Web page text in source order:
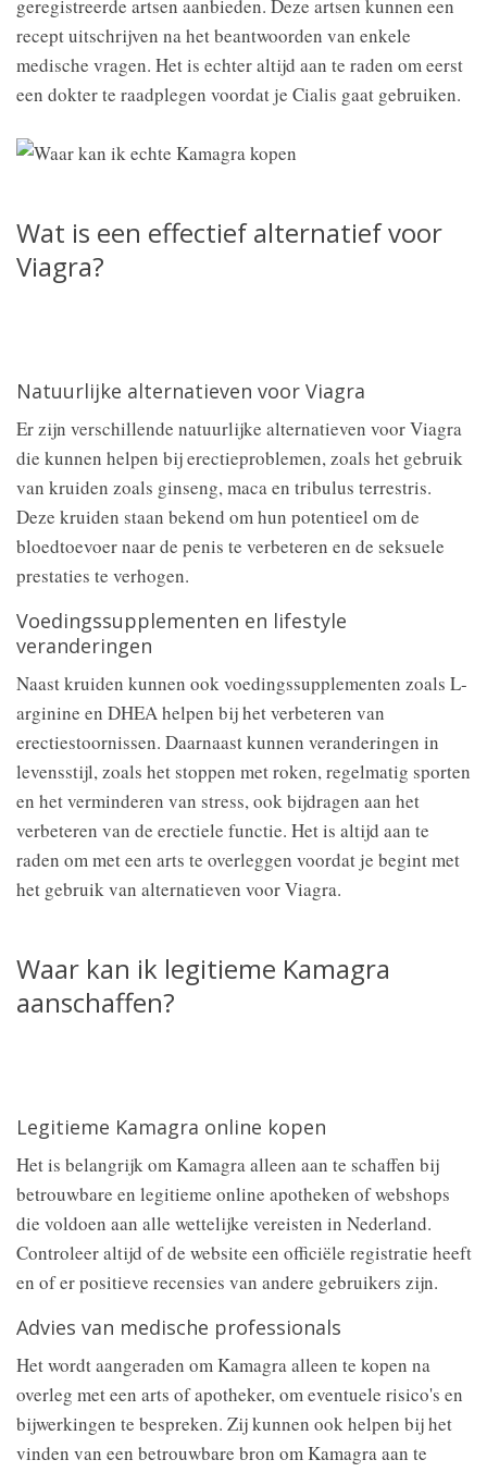
geregistreerde artsen aanbieden. Deze artsen kunnen een
recept uitschrijven na het beantwoorden van enkele
medische vragen. Het is echter altijd aan te raden om eerst
een dokter te raadplegen voordat je Cialis gaat gebruiken.
Wat is een effectief alternatief voor
Viagra?
Natuurlijke alternatieven voor Viagra
Er zijn verschillende natuurlijke alternatieven voor Viagra
die kunnen helpen bij erectieproblemen, zoals het gebruik
van kruiden zoals ginseng, maca en tribulus terrestris.
Deze kruiden staan bekend om hun potentieel om de
bloedtoevoer naar de penis te verbeteren en de seksuele
prestaties te verhogen.
Voedingssupplementen en lifestyle
veranderingen
Naast kruiden kunnen ook voedingssupplementen zoals L-
arginine en DHEA helpen bij het verbeteren van
erectiestoornissen. Daarnaast kunnen veranderingen in
levensstijl, zoals het stoppen met roken, regelmatig sporten
en het verminderen van stress, ook bijdragen aan het
verbeteren van de erectiele functie. Het is altijd aan te
raden om met een arts te overleggen voordat je begint met
het gebruik van alternatieven voor Viagra.
Waar kan ik legitieme Kamagra
aanschaffen?
Legitieme Kamagra online kopen
Het is belangrijk om Kamagra alleen aan te schaffen bij
betrouwbare en legitieme online apotheken of webshops
die voldoen aan alle wettelijke vereisten in Nederland.
Controleer altijd of de website een officiële registratie heeft
en of er positieve recensies van andere gebruikers zijn.
Advies van medische professionals
Het wordt aangeraden om Kamagra alleen te kopen na
overleg met een arts of apotheker, om eventuele risico's en
bijwerkingen te bespreken. Zij kunnen ook helpen bij het
vinden van een betrouwbare bron om Kamagra aan te